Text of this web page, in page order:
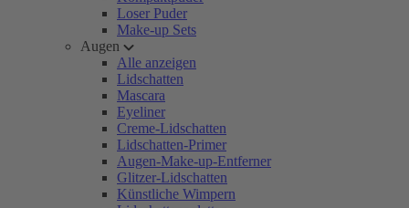
Loser Puder
Make-up Sets
Augen
Alle anzeigen
Lidschatten
Mascara
Eyeliner
Creme-Lidschatten
Lidschatten-Primer
Augen-Make-up-Entferner
Glitzer-Lidschatten
Künstliche Wimpern